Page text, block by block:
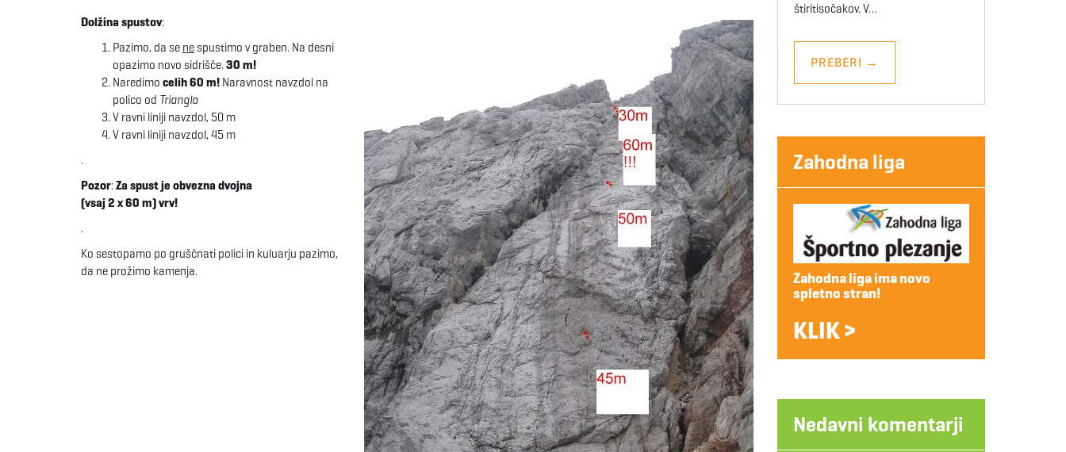
Dolžina spustov:
Pazimo, da se nespustimo v graben. Na desni
opazimo novo sidrišče.30 m!
Naredimo celih 60 m! Naravnost navzdol na
polico od Triangla
V ravni liniji navzdol, 50 m
V ravni liniji navzdol, 45 m
.
Pozor:Za spust je obvezna dvojna
(vsaj 2 x 60 m) vrv!
.
Ko sestopamo po gruščnati polici in kuluarju pazimo,
da ne prožimo kamenja.
štiritisočakov. V…
PREBERI →
Zahodna liga
Zahodna liga ima novo
spletno stran!
KLIK >
Nedavni komentarji